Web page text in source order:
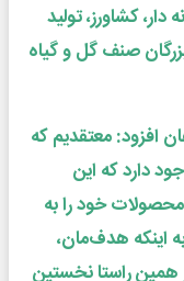
داشت: 160 گلخانه دار، کشاورز، تولید
صنف گل و گیاه
افزود: معتقدیم که
دارد که این
خود را به
اینکه هدف‌مان،
همین راستا نخستین